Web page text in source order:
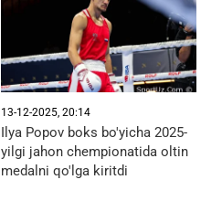
13-12-2025, 20:14
Ilya Popov boks bo'yicha 2025-
yilgi jahon chempionatida oltin
medalni qo'lga kiritdi